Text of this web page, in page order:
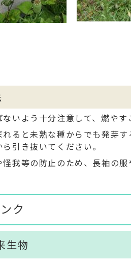
いよう十分注意して、燃や
ると未熟な種からでも発芽
引き抜いてください。
怪我等の防止のため、長袖の
ク
生物